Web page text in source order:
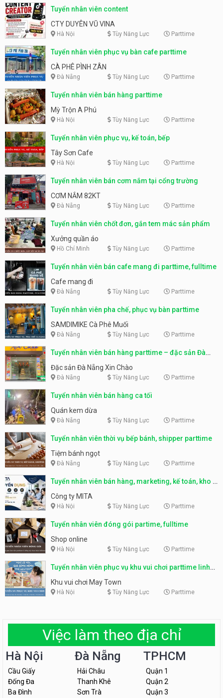
Tuyển nhân viên content
CTY DUYÊN VŨ VINA
Hà Nội Tùy Năng Lực Parttime
Tuyển nhân viên phục vụ bàn cafe parttime
CÀ PHÊ PÌNH ZÂN
Đà Nẵng Tùy Năng Lực Parttime
Tuyển nhân viên bán hàng parttime
Mỳ Trộn A Phú
Hà Nội Tùy Năng Lực Parttime
Tuyển nhân viên phục vụ, kế toán, bếp
Tây Sơn Cafe
Hà Nội Tùy Năng Lực Parttime
Tuyển nhân viên bán cơm nắm tại cổng trường
CƠM NẮM 82KT
Đà Nẵng Tùy Năng Lực Parttime
Tuyển nhân viên chốt đơn, gắn tem mác sản phẩm
Xưởng quần áo
Hồ Chí Minh Tùy Năng Lực Parttime
Tuyển nhân viên bán cafe mang đi parttime, fulltime
Cafe mang đi
Đà Nẵng Tùy Năng Lực Parttime
Tuyển nhân viên pha chế, phục vụ bàn parttime
SAMDIMIKE Cà Phê Muối
Đà Nẵng Tùy Năng Lực Parttime
Tuyển nhân viên bán hàng parttime – đặc sản Đà
Nẵng
Đặc sản Đà Nẵng Xin Chào
Đà Nẵng Tùy Năng Lực Parttime
Tuyển nhân viên bán hàng ca tối
Quán kem dừa
Đà Nẵng Tùy Năng Lực Parttime
Tuyển nhân viên thời vụ bếp bánh, shipper parttime
Tiệm bánh ngọt
Đà Nẵng Tùy Năng Lực Parttime
Tuyển nhân viên bán hàng, marketing, kế toán, kho –
parttime, fulltime
Công ty MITA
Hà Nội Tùy Năng Lực Parttime
Tuyển nhân viên đóng gói partime, fulltime
Shop online
Hà Nội Tùy Năng Lực Parttime
Tuyển nhân viên phục vụ khu vui chơi parttime linh
động
Khu vui chơi May Town
Hà Nội Tùy Năng Lực Parttime
Việc làm theo địa chỉ
Hà Nội
Cầu Giấy
Đống Đa
Ba Đình
Đà Nẵng
Hải Châu
Thanh Khê
Sơn Trà
TPHCM
Quận 1
Quận 2
Quận 3